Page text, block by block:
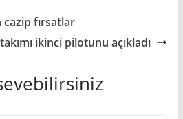
cazip fırsatlar
ikinci pilotunu açıkladı